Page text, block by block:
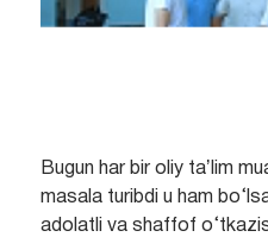
Bugun har bir oliy taʼlim
masala turibdi u ham
adolatli va shaffof